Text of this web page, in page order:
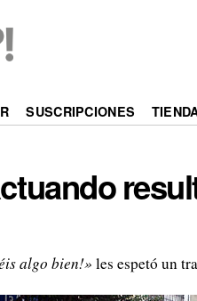
SUSCRIPCIONES
algo bien!» les espetó un